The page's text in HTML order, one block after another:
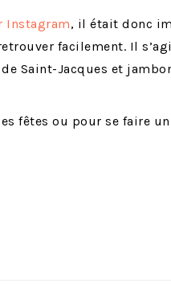
Instagram, il était donc
facilement. Il
Saint-Jacques et
fêtes ou pour se faire